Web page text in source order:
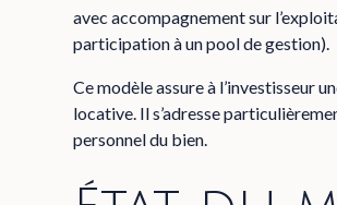
avec accompagnement sur
participation à un pool de gestion).
Ce modèle assure à l’investisseur
locative. Il s’adresse
personnel du bien.